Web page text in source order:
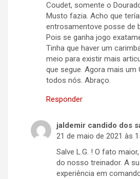
Coudet, somente o
Musto fazia. Acho que
entrosamentove posse de
Pois se ganha jogo
Tinha que haver um
meio para existir mais
que segue. Agora mais um
todos nós. Abraço.
Responder
jaldemir candido dos
21 de maio de 2021 às
Salve L.G. ! O fato
do nosso treinador. A
experiência em